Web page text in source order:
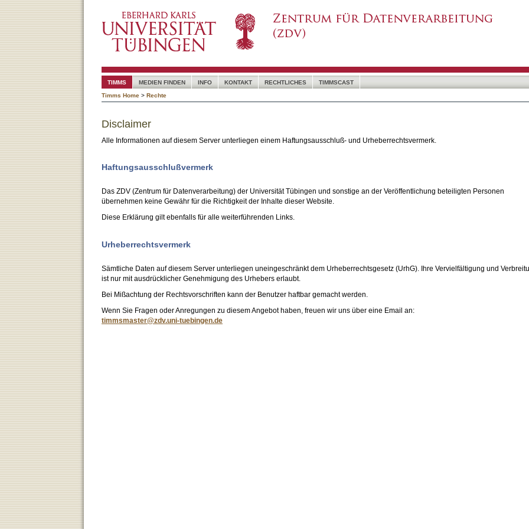
TIMMS MEDIEN FINDEN INFO KONTAKT RECHTLICHES
TIMMSCAST
Timms Home > Rechte
Disclaimer
Alle Informationen auf diesem Server unterliegen einem Haftungsausschluß- und Urheberrechtsvermerk.
Haftungsausschlußvermerk
Das ZDV (Zentrum für Datenverarbeitung) der Universität Tübingen und sonstige an der Veröffentlichung beteiligten Personen
übernehmen keine Gewähr für die Richtigkeit der Inhalte dieser Website.
Diese Erklärung gilt ebenfalls für alle weiterführenden Links.
Urheberrechtsvermerk
Sämtliche Daten auf diesem Server unterliegen uneingeschränkt dem Urheberrechtsgesetz (UrhG). Ihre Vervielfältigung und
ist nur mit ausdrücklicher Genehmigung des Urhebers erlaubt.
Bei Mißachtung der Rechtsvorschriften kann der Benutzer haftbar gemacht werden.
Wenn Sie Fragen oder Anregungen zu diesem Angebot haben, freuen wir uns über eine Email an:
timmsmaster@zdv.uni-tuebingen.de